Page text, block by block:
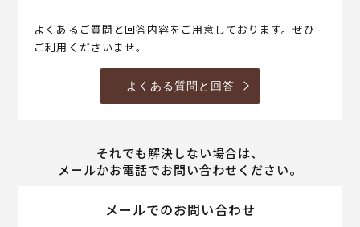
よくあるご質問と回答内容をご用意しております。ぜひ
ご利用くださいませ。
よくある質問と回答
それでも解決しない場合は、
メールかお電話でお問い合わせください。
メールでのお問い合わせ